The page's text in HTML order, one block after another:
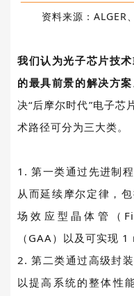
资料来源： ALGER
我们认为光子芯片技
的最具前景的解决方案
决“后摩尔时代”电子芯
术路径可分为三大类。
1.第一类通过先进制
从而延续摩尔定律，
场效应型晶体管（
（ GAA ）以及可实现 1
2.第二类通过高级封
以提高系统的整体性